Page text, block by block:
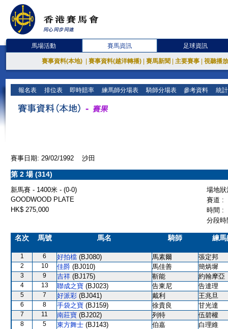
馬場活動 賽馬資訊 足球資訊
賽事資料(本地) 賽事資料(越洋轉播) 賽馬新聞 主要賽事 視聽播
報名表 排位表 即時賠率 練馬師分場表 騎師分場表 參考資料 統
賽事日期: 29/02/1992 沙田
第 2 場 (314)
新馬賽 - 1400米 - (0-0)
場地
GOODWOOD PLATE
賽道 :
HK$ 275,000
時間 :
分段
名次 馬號 馬名 騎師 練馬
1 6 好拍檔 (BJ080) 馬素爾 張定邦
2 10 佳爵 (BJ010) 馬佳善 簡炳墀
3 9 吉祥 (BJ175) 靳能 約翰摩亞
4 13 聯成之寶 (BJ023) 告東尼 告達理
5 7 好派彩 (BJ041) 戴利 王兆旦
6 8 手袋之寶 (BJ159) 徐貴良 甘光達
7 11 南莊寶 (BJ202) 列特 伍碧權
8 5 東方舞士 (BJ143) 伯嘉 白理維